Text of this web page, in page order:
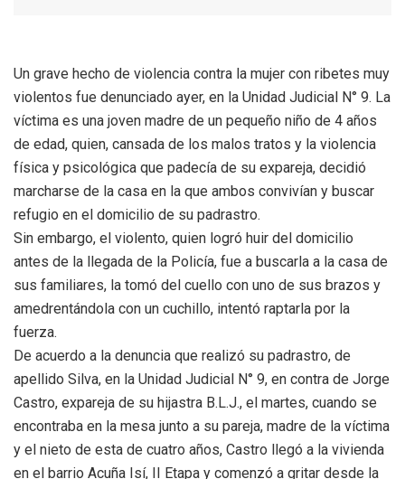
Un grave hecho de violencia contra la mujer con ribetes muy
violentos fue denunciado ayer, en la Unidad Judicial N° 9. La
víctima es una joven madre de un pequeño niño de 4 años
de edad, quien, cansada de los malos tratos y la violencia
física y psicológica que padecía de su expareja, decidió
marcharse de la casa en la que ambos convivían y buscar
refugio en el domicilio de su padrastro.
Sin embargo, el violento, quien logró huir del domicilio
antes de la llegada de la Policía, fue a buscarla a la casa de
sus familiares, la tomó del cuello con uno de sus brazos y
amedrentándola con un cuchillo, intentó raptarla por la
fuerza.
De acuerdo a la denuncia que realizó su padrastro, de
apellido Silva, en la Unidad Judicial N° 9, en contra de Jorge
Castro, expareja de su hijastra B.L.J., el martes, cuando se
encontraba en la mesa junto a su pareja, madre de la víctima
y el nieto de esta de cuatro años, Castro llegó a la vivienda
en el barrio Acuña Isí, II Etapa y comenzó a gritar desde la